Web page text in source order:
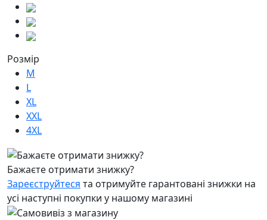
Розмір
M
L
XL
XXL
4XL
Бажаєте отримати знижку?
Зареєструйтеся та отримуйте гарантовані знижки на
усі наступні покупки у нашому магазині